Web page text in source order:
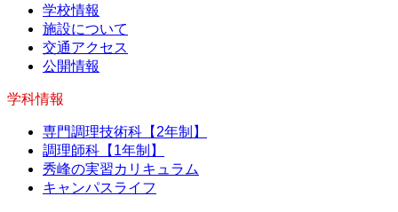
学校情報
施設について
交通アクセス
公開情報
学科情報
専門調理技術科【2年制】
調理師科【1年制】
秀峰の実習カリキュラム
キャンパスライフ